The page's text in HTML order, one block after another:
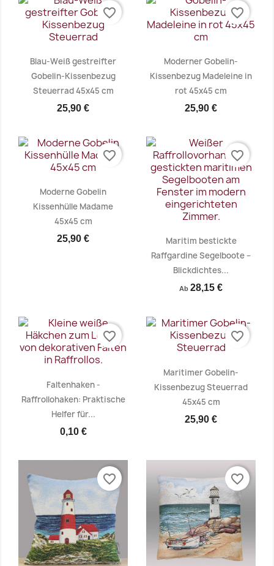
Vorschau
Blau-Weiß gestreifter
Gobelin-Kissenbezug
Steuerrad 45x45 cm
25,90 €
favorite_border
Vorschau
Moderner Gobelin-
Kissenbezug Madeleine in
rot 45x45 cm
25,90 €
favorite_border
Moderne Gobelin
Kissenhülle Madame
45x45 cm
25,90 €
favorite_border
Maritim bestickte
Raffgardine Segelboote –
Blickdichtes...
Ab 28,15 €
favorite_border
Vorschau
Faltenhaken -
Raffrollohaken: Praktische
Helfer für...
0,10 €
favorite_border
Vorschau
Maritimer Gobelin-
Kissenbezug Steuerrad
45x45 cm
25,90 €
favorite_border
favorite_border favorite_border